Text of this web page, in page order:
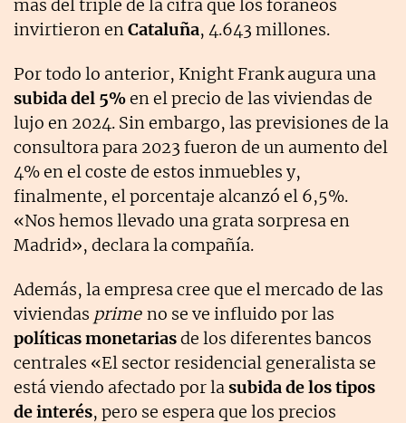
más del triple de la cifra que los foráneos
invirtieron enCataluña, 4.643 millones.
Por todo lo anterior, Knight Frank augura una
subida del 5%en el precio de las viviendas de
lujo en 2024. Sin embargo, las previsiones de la
consultora para 2023 fueron de un aumento del
4% en el coste de estos inmuebles y,
finalmente, el porcentaje alcanzó el 6,5%.
«Nos hemos llevado una grata sorpresa en
Madrid», declara la compañía.
Además, la empresa cree que el mercado de las
viviendas prime no se ve influido por las
políticas monetariasde los diferentes bancos
centrales «El sector residencial generalista se
está viendo afectado por lasubida de los tipos
de interés, pero se espera que los precios